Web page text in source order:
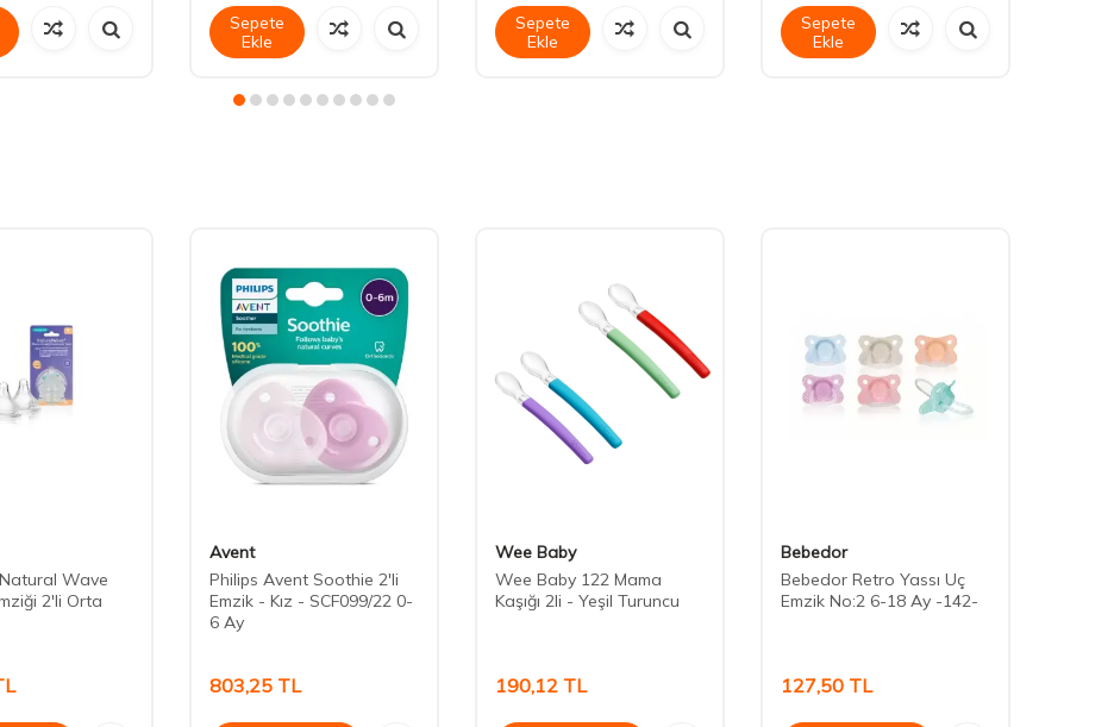
Sepete
Ekle
Sepete
Ekle
Sepete
Ekle
Wave
2'li Orta
Avent
Philips Avent Soothie 2'li
Emzik - Kız - SCF099/22 0-
6 Ay
803,25 TL
Wee Baby
Wee Baby 122 Mama
Kaşığı 2li - Yeşil Turuncu
190,12 TL
Bebedor
Bebedor Retro Yassı Uç
Emzik No:2 6-18 Ay -142-
127,50 TL